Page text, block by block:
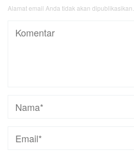
Alamat email Anda tidak akan dipublikasikan.